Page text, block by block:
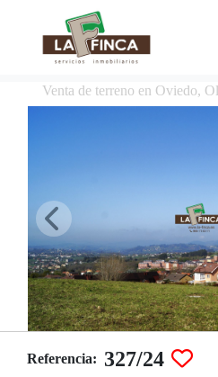
Venta de terreno en Oviedo,
Referencia: 327/24